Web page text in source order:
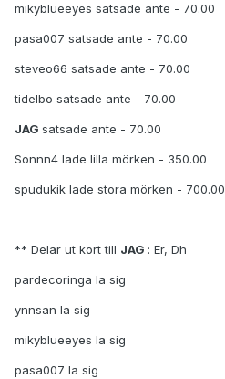
mikyblueeyes satsade ante - 70.00
pasa007 satsade ante - 70.00
steveo66 satsade ante - 70.00
tidelbo satsade ante - 70.00
JAG satsade ante - 70.00
Sonnn4 lade lilla mörken - 350.00
spudukik lade stora mörken - 700.00
** Delar ut kort till JAG : Er, Dh
pardecoringa la sig
ynnsan la sig
mikyblueeyes la sig
pasa007 la sig